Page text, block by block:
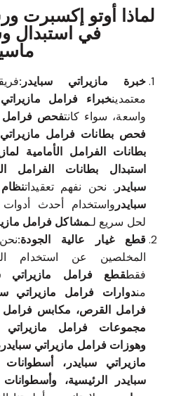
لماذا أوتو إكسبرت
في استبدال
خبرة مازيراتي سبايدر:
معتمدينخبراء فرامل
واسعة، سواء كانتفحص فرامل
فحص بطانات فرامل مازيراتي
بطانات الفرامل الأمامية
استبدال بطانات الفرامل
سبايدر . نحن نفهم تعقيدات
سبايدر واستخدام أحدث
لحل سريع لـمشاكل فرامل
قطع غيار عالية الجودة:
المخلصين عن استخدام
فقطقطع فرامل مازيراتي
مندوارات فرامل مازيراتي
فرامل القرص، مكابس فرامل
مجموعات فرامل
وهوزات فرامل مازيراتي
مازيراتي سبايدر،
سبايدر الرئيسية،